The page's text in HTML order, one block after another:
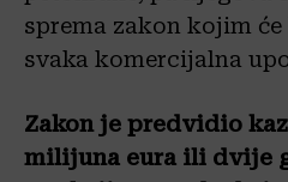
sprema zakon kojim
svaka komercijalna
Zakon je predvidio
milijuna eura ili dvije